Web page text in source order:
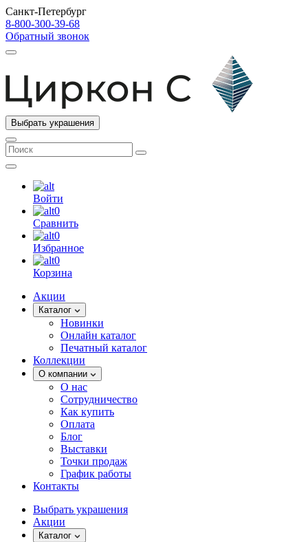
Санкт-Петербург
8-800-300-39-68
Обратный звонок
Выбрать украшения
Войти
0
Сравнить
0
Избранное
0
Корзина
Акции
Каталог
Новинки
Онлайн каталог
Печатный каталог
Коллекции
О компании
О нас
Сотрудничество
Как купить
Оплата
Блог
Выставки
Точки продаж
График работы
Контакты
Выбрать украшения
Акции
Каталог